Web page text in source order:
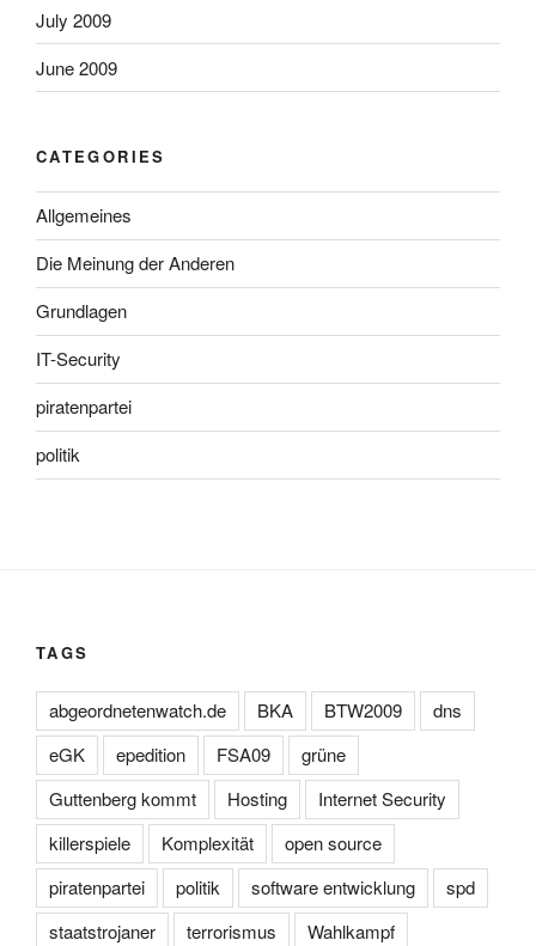
July 2009
June 2009
CATEGORIES
Allgemeines
Die Meinung der Anderen
Grundlagen
IT-Security
piratenpartei
politik
TAGS
abgeordnetenwatch.de BKA BTW2009
dns
eGK
epedition FSA09
grüne
Guttenberg kommt
Hosting
Internet Security
killerspiele
Komplexität
open source
piratenpartei
politik software entwicklung
spd
staatstrojaner
terrorismus
Wahlkampf